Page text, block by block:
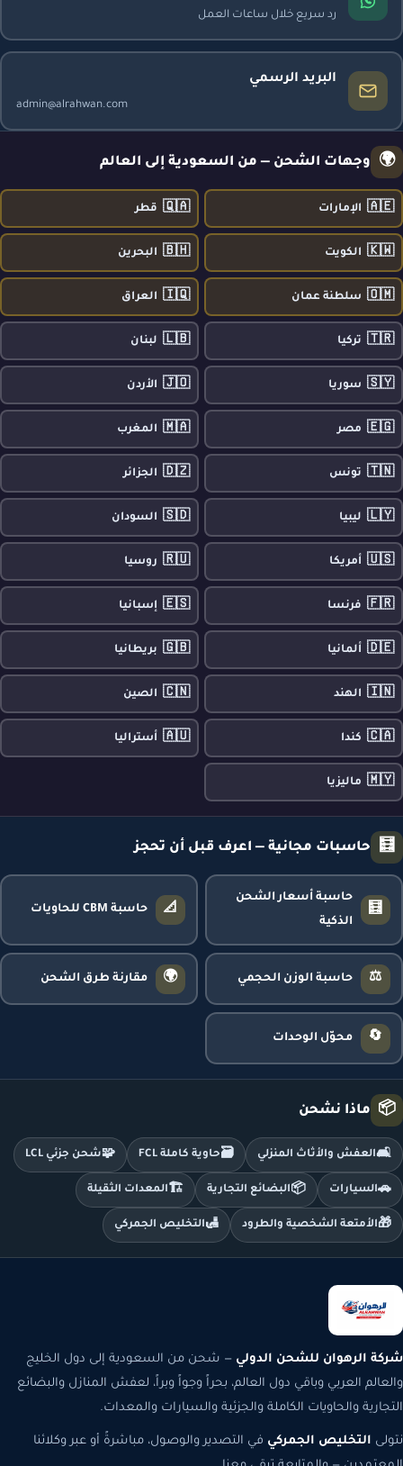
رد سريع خلال ساعات العمل
البريد الرسمي
admin@alrahwan.com
🌍 وجهات الشحن — من السعودية إلى العالم
🇦🇪 الإمارات 🇶🇦 قطر
🇰🇼 الكويت 🇧🇭 البحرين
🇴🇲 سلطنة عمان 🇮🇶 العراق
🇹🇷 تركيا 🇱🇧 لبنان
🇸🇾 سوريا 🇯🇴 الأردن
🇪🇬 مصر 🇲🇦 المغرب
🇹🇳 تونس 🇩🇿 الجزائر
🇱🇾 ليبيا 🇸🇩 السودان
🇺🇸 أمريكا 🇷🇺 روسيا
🇫🇷 فرنسا 🇪🇸 إسبانيا
🇩🇪 ألمانيا 🇬🇧 بريطانيا
🇮🇳 الهند 🇨🇳 الصين
🇨🇦 كندا 🇦🇺 أستراليا
🇲🇾 ماليزيا
🧮 حاسبات مجانية — اعرف قبل أن تحجز
🧮
حاسبة أسعار الشحن
الذكية
📐 حاسبة CBM للحاويات
⚖️ حاسبة الوزن الحجمي 🌍 مقارنة طرق الشحن
🔄 محوّل الوحدات
📦 ماذا نشحن
🛋️العفش والأثاث المنزلي 🗃️حاوية كاملة FCL 🧩شحن جزئي LCL
🚗السيارات 📦البضائع التجارية 🏗️ المعدات الثقيلة
🎁الأمتعة الشخصية والطرود 🛃التخليص الجمركي
شركة الرهوان للشحن الدولي — شحن من السعودية إلى دول الخليج
والعالم العربي وباقي دول العالم، بحراً وجواً وبراً، لعفش المنازل والبضائع
التجارية والحاويات الكاملة والجزئية والسيارات والمعدات.
نتولى التخليص الجمركي في التصدير والوصول، مباشرةً أو عبر وكلائنا